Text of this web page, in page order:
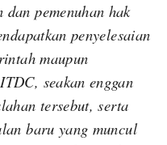
pemenuhan hak
penyelesaian
maupun
seakan enggan
tersebut, serta
baru yang muncul